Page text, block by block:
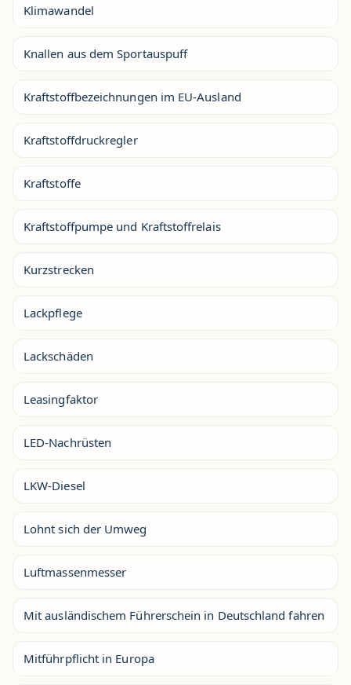
Klimawandel
Knallen aus dem Sportauspuff
Kraftstoffbezeichnungen im EU-Ausland
Kraftstoffdruckregler
Kraftstoffe
Kraftstoffpumpe und Kraftstoffrelais
Kurzstrecken
Lackpflege
Lackschäden
Leasingfaktor
LED-Nachrüsten
LKW-Diesel
Lohnt sich der Umweg
Luftmassenmesser
Mit ausländischem Führerschein in Deutschland fahren
Mitführpflicht in Europa